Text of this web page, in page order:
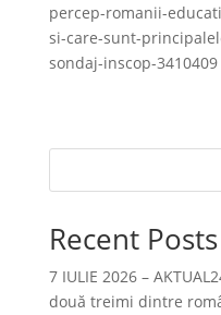
percep-romanii-
si-care-sunt-
sondaj-inscop-3410409
Recent Posts
7 IULIE 2026 –
două treimi dintre